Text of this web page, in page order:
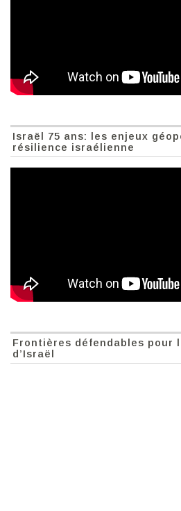
Israël 75 ans: les enjeux
résilience israélienne
Frontières défendables pour
d’Israël